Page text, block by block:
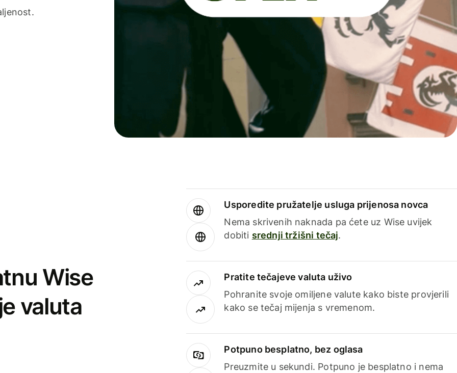
Wise
valuta
Usporedite pružatelje usluga prijenosa novca
Nema skrivenih naknada pa ćete uz Wise uvijek
dobiti srednji tržišni tečaj.
Pratite tečajeve valuta uživo
Pohranite svoje omiljene valute kako biste provjerili
kako se tečaj mijenja s vremenom.
Potpuno besplatno, bez oglasa
Preuzmite u sekundi. Potpuno je besplatno i nema